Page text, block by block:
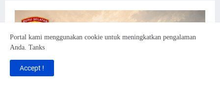
Portal kami menggunakan cookie untuk meningkatkan pengalaman
Anda. Tanks
Accept !